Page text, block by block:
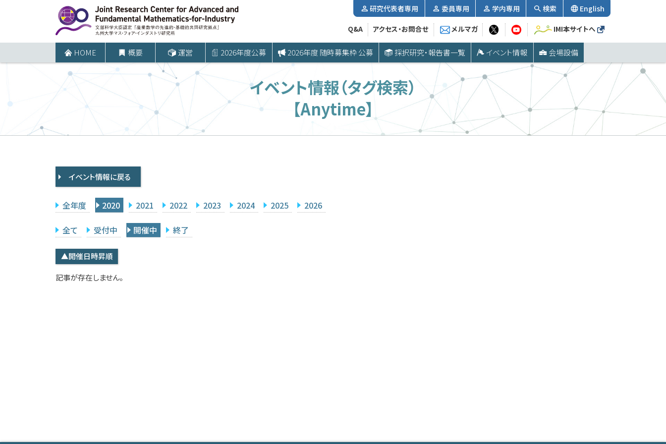
ツ
プ
HOME 概要 運営 2026年度公募 2026年度 随時募集枠 公募 採択研究・報告書一覧 イベント情報 会場設備
研究代表者専用 委員専用 学内専用 検索 English
Q&A アクセス・お問合せ メルマガ IMI本サイトへ
イベント情報（タグ検索）
【Anytime】
イベント情報に戻る
全年度 2020 2021 2022 2023 2024 2025 2026
全て 受付中 開催中 終了
▲開催日時昇順
記事が存在しません。